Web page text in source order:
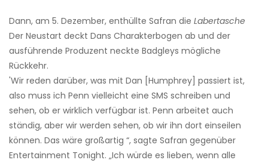
Dann, am 5. Dezember, enthüllte Safran die Labertasche
Der Neustart deckt Dans Charakterbogen ab und der
ausführende Produzent neckte Badgleys mögliche
Rückkehr.
'Wir reden darüber, was mit Dan [Humphrey] passiert ist,
also muss ich Penn vielleicht eine SMS schreiben und
sehen, ob er wirklich verfügbar ist. Penn arbeitet auch
ständig, aber wir werden sehen, ob wir ihn dort einseilen
können. Das wäre großartig “, sagte Safran gegenüber
Entertainment Tonight. „Ich würde es lieben, wenn alle